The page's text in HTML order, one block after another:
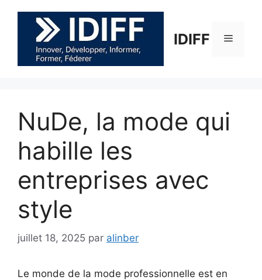
contenu
IDIFF Menu
NuDe, la mode qui
habille les
entreprises avec
style
juillet 18, 2025 par alinber
Le monde de la mode professionnelle est en